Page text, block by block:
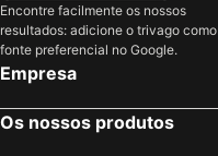
Setenil de las Bodegas, Andaluzia Hotéis
Jaén, Andaluzia Hotéis
Madrid, Madrid Hotéis
Sevilha, Andaluzia Hotéis
Encontre facilmente os nossos
resultados: adicione o trivago como
fonte preferencial no Google.
Empresa
Os nossos produtos